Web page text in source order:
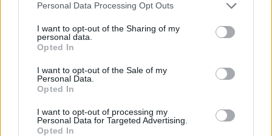
Personal Data Processing Opt Outs
I want to opt-out of the Sharing of my
personal data.
Opted In
I want to opt-out of the Sale of my
Personal Data.
Opted In
I want to opt-out of processing my
Personal Data for Targeted Advertising.
Opted In